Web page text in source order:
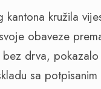
kružila
obaveze
drva,
sa